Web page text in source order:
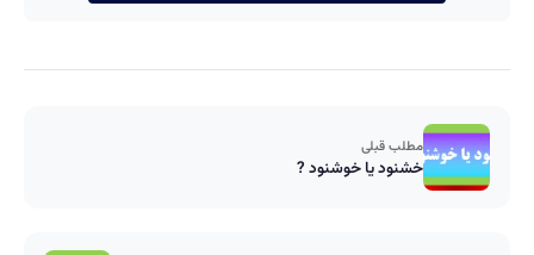
مطلب قبلی
خشنود یا خوشنود ?